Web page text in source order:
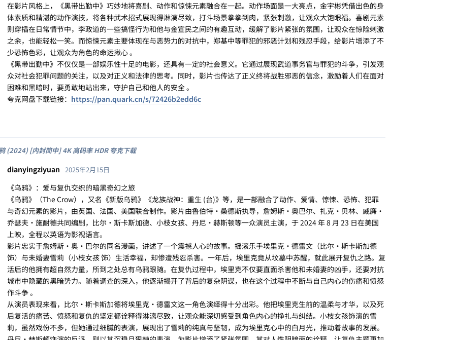
在影片风格上，《黑带出勤中》巧妙地将喜剧、动作和惊悚元素融合在一起。动作场面是一大亮点，金宇彬凭借出色的身
体素质和精湛的动作演技，将各种武术招式展现得淋漓尽致，打斗场景拳拳到肉，紧张刺激，让观众大饱眼福。喜剧元素
则穿插在日常情节中，李政道的一些搞怪行为和他与金宣民之间的有趣互动，缓解了影片紧张的氛围，让观众在惊险刺激
之余，也能轻松一笑。而惊悚元素主要体现在与恶势力的对抗中，郑基中等罪犯的邪恶计划和残忍手段，给影片增添了不
少恐怖色彩，让观众为角色的命运揪心 。
《黑带出勤中》不仅仅是一部娱乐性十足的电影，还具有一定的社会意义。它通过展现武道事务官与罪犯的斗争，引发观
众对社会犯罪问题的关注，以及对正义和法律的思考。同时，影片也传达了正义终将战胜邪恶的信念，激励着人们在面对
困难和黑暗时，要勇敢地站出来，守护自己和他人的安全 。
夸克网盘下载链接： https://pan.quark.cn/s/72426b2edd6c
(2024) [内封简中] 4K 高码率 HDR 夸克下载
dianyingziyuan 2025年2月15日
《乌鸦》：爱与复仇交织的暗黑奇幻之旅
《乌鸦》（The Crow），又名《新版乌鸦》《龙族战神：重生 (台)》等，是一部融合了动作、爱情、惊悚、恐怖、犯罪
与奇幻元素的影片，由英国、法国、美国联合制作。影片由鲁伯特・桑德斯执导，詹姆斯・奥巴尔、扎克・贝林、威廉・
乔瑟夫・施耐德共同编剧，比尔・斯卡斯加德、小枝女孩、丹尼・赫斯顿等一众演员主演，于 2024 年 8 月 23 日在美国
上映，全程以英语为影视语言。
影片忠实于詹姆斯・奥・巴尔的同名漫画，讲述了一个震撼人心的故事。摇滚乐手埃里克・德雷文（比尔・斯卡斯加德
饰）与未婚妻雪莉（小枝女孩 饰）生活幸福，却惨遭残忍杀害。一年后，埃里克竟从坟墓中苏醒，就此展开复仇之路。复
活后的他拥有超自然力量，所到之处总有乌鸦跟随。在复仇过程中，埃里克不仅要直面杀害他和未婚妻的凶手，还要对抗
城市中隐藏的黑暗势力。随着调查的深入，他逐渐揭开了背后的复杂阴谋，也在这个过程中不断与自己内心的伤痛和愤怒
作斗争 。
从演员表现来看，比尔・斯卡斯加德将埃里克・德雷文这一角色演绎得十分出彩。他把埃里克生前的温柔与才华，以及死
后复活的痛苦、愤怒和复仇的坚定都诠释得淋漓尽致，让观众能深切感受到角色内心的挣扎与纠结。小枝女孩饰演的雪
莉，虽然戏份不多，但她通过细腻的表演，展现出了雪莉的纯真与坚韧，成为埃里克心中的白月光，推动着故事的发展。